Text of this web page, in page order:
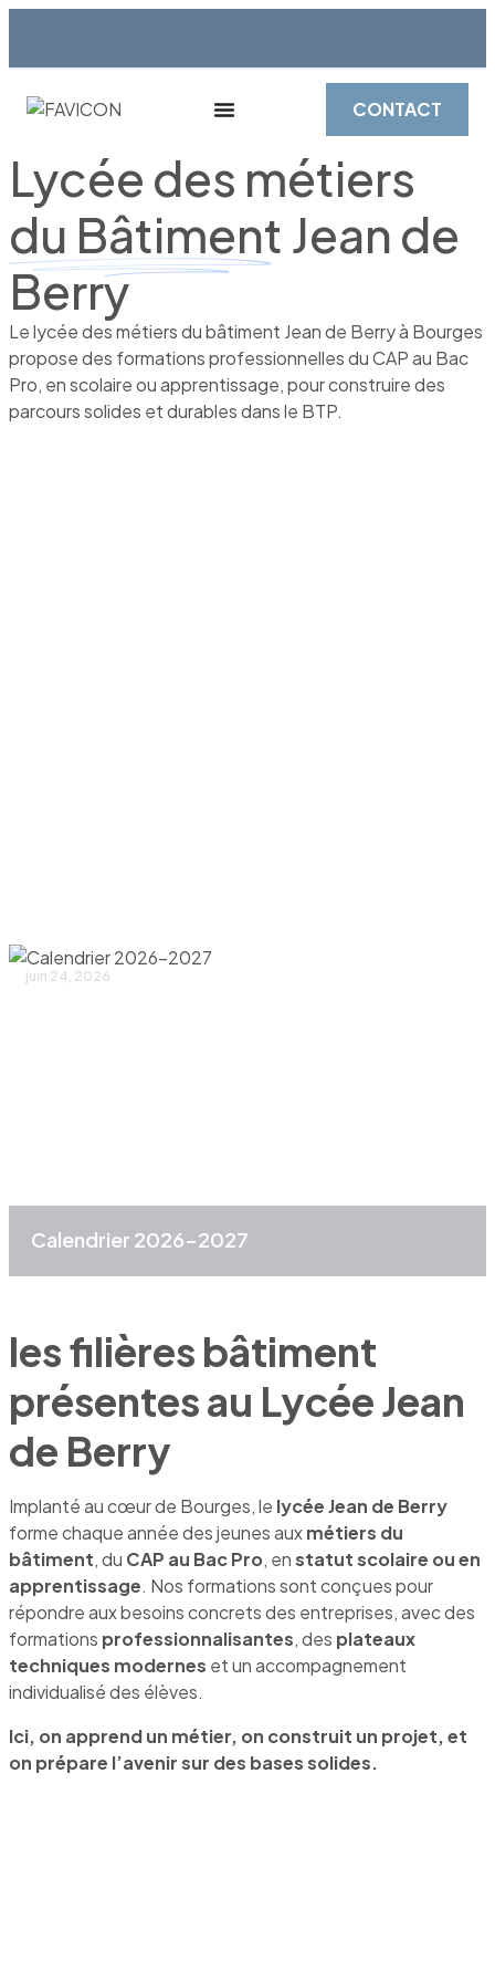
CONTACT
Lycée des métiers
du Bâtiment Jean de
Berry
Le lycée des métiers du bâtiment Jean de Berry à Bourges
propose des formations professionnelles du CAP au Bac
Pro, en scolaire ou apprentissage, pour construire des
parcours solides et durables dans le BTP.
juin 24, 2026
Calendrier 2026-2027
les filières bâtiment
présentes au Lycée Jean
de Berry
Implanté au cœur de Bourges, le lycée Jean de Berry
forme chaque année des jeunes auxmétiers du
bâtiment, du CAP au Bac Pro, enstatut scolaire ou en
apprentissage. Nos formations sont conçues pour
répondre aux besoins concrets des entreprises, avec des
formations professionnalisantes, des plateaux
techniques modernes et un accompagnement
individualisé des élèves.
Ici, on apprend un métier, on construit un projet, et
on prépare l’avenir sur des bases solides.